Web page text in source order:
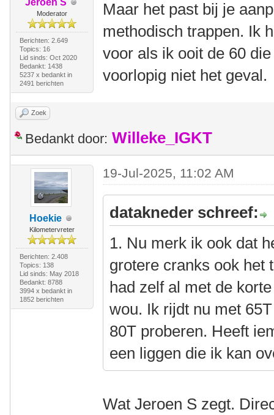
Jeroen S
Moderator
Berichten: 2.649
Topics: 16
Lid sinds: Oct 2020
Bedankt: 1438
5237 x bedankt in
2491 berichten
Maar het past bij je
methodisch trappen. Ik
voor als ik ooit de 60
voorlopig niet het geval.
Zoek
Bedankt door: Willeke_IGKT
Hoekie
Kilometervreter
Berichten: 2.408
Topics: 138
Lid sinds: May 2018
Bedankt: 8788
3994 x bedankt in
1852 berichten
19-Jul-2025, 11:02 AM
datakneder schreef:
1. Nu merk ik ook dat
grotere cranks ook het
had zelf al met de
wou. Ik rijdt nu met
80T proberen. Heeft
een liggen die ik kan
Wat Jeroen S zegt.